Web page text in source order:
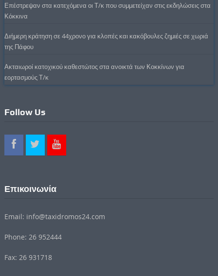
Επέστρεψαν στα κατεχόμενα οι Τ/κ που συμμετείχαν στις εκδηλώσεις στα
Κόκκινα
Διήμερη κράτηση σε 44χρονο για κλοπές και κακόβουλες ζημιές σε χωριά
της Πάφου
Ακταιωροί κατοχικού καθεστώτος στα ανοικτά των Κοκκίνων για
εορτασμούς Τ/κ
Follow Us
Επικοινωνία
Email: info@taxidromos24.com
Phone: 26 952444
Fax: 26 931718